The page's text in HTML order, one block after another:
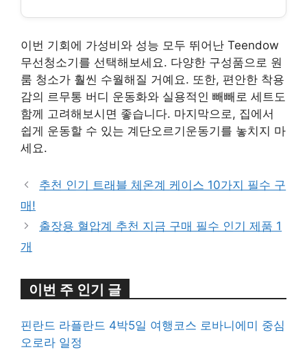
이번 기회에 가성비와 성능 모두 뛰어난 Teendow
무선청소기를 선택해보세요. 다양한 구성품으로 원
룸 청소가 훨씬 수월해질 거예요. 또한, 편안한 착용
감의 르무통 버디 운동화와 실용적인 빼빼로 세트도
함께 고려해보시면 좋습니다. 마지막으로, 집에서
쉽게 운동할 수 있는 계단오르기운동기를 놓치지 마
세요.
추천 인기 트래블 체온계 케이스 10가지 필수 구
매!
출장용 혈압계 추천 지금 구매 필수 인기 제품 1
개
이번 주 인기 글
핀란드 라플란드 4박5일 여행코스 로바니에미 중심
오로라 일정